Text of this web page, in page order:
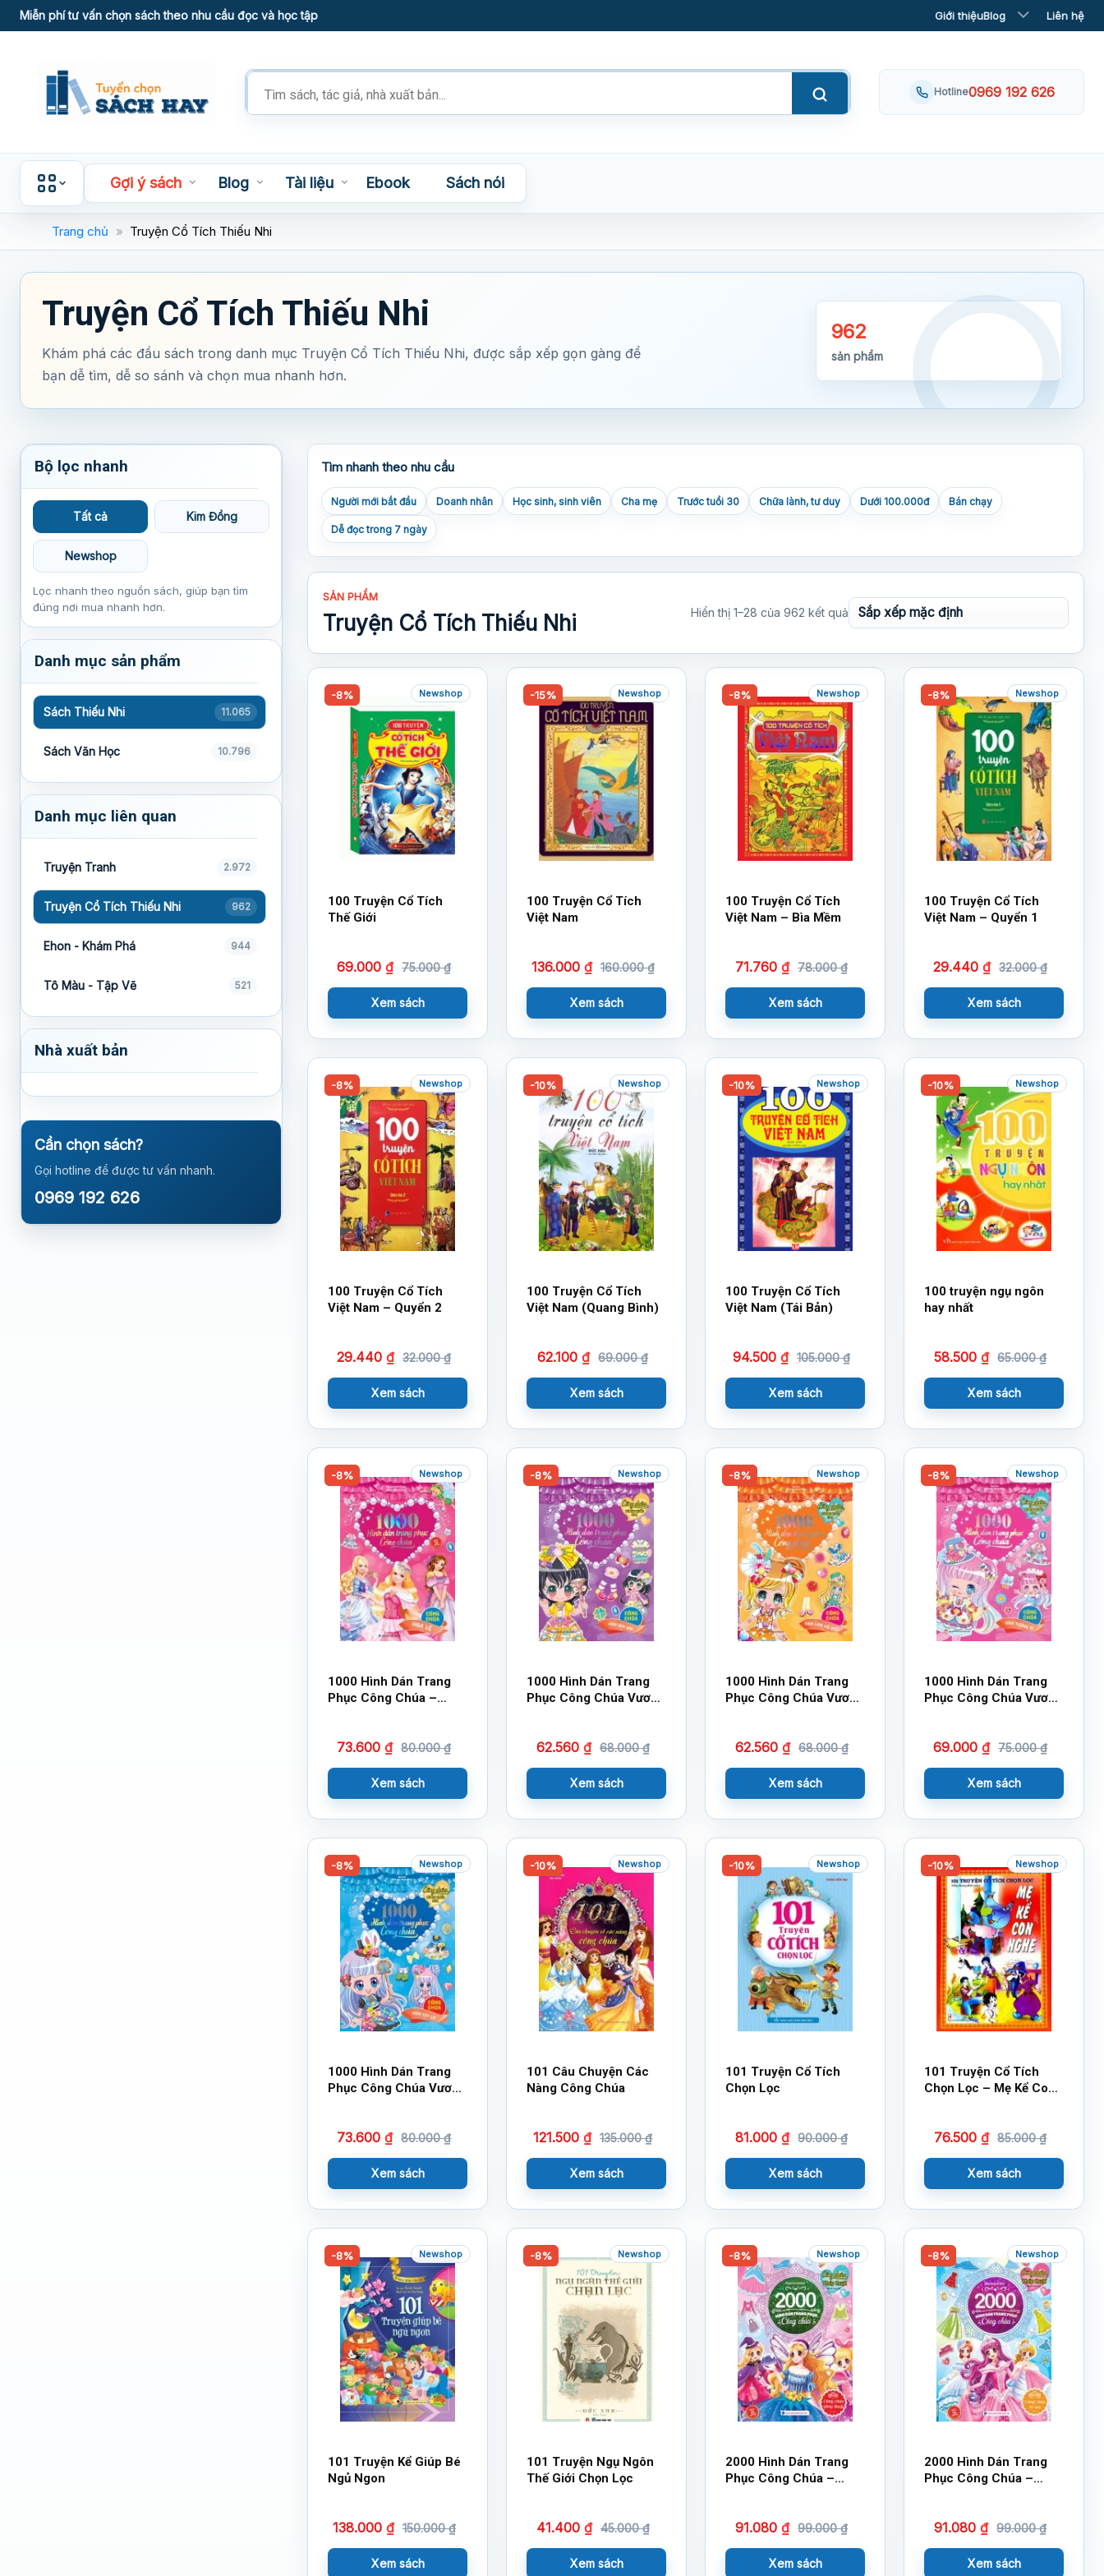
Skip
to
Miễn phí tư vấn chọn sách theo nhu cầu đọc và học tập Giới thiệuBlog Liên hệ
Tìm
kiếm
phẩm
Hotline0969 192 626
Gợi ý sách Blog Tài liệu Ebook Sách nói
Trang chủ » Truyện Cổ Tích Thiếu Nhi
Truyện Cổ Tích Thiếu Nhi
Khám phá các đầu sách trong danh mục Truyện Cổ Tích Thiếu Nhi, được sắp xếp gọn gàng để
bạn dễ tìm, dễ so sánh và chọn mua nhanh hơn.
962
sản phẩm
Bộ lọc nhanh
Tất cả Kim Đồng
Newshop
Lọc nhanh theo nguồn sách, giúp bạn tìm
đúng nơi mua nhanh hơn.
Danh mục sản phẩm
Sách Thiếu Nhi 11.065
Sách Văn Học 10.796
Danh mục liên quan
Truyện Tranh 2.972
Truyện Cổ Tích Thiếu Nhi 962
Ehon - Khám Phá 944
Tô Màu - Tập Vẽ 521
Nhà xuất bản
Cần chọn sách?
Gọi hotline để được tư vấn nhanh.
0969 192 626
Tìm nhanh theo nhu cầu
Người mới bắt đầu Doanh nhân Học sinh, sinh viên Cha mẹ Trước tuổi 30 Chữa lành, tư duy Dưới 100.000đ Bán chạy
Dễ đọc trong 7 ngày
SẢN PHẨM
Truyện Cổ Tích Thiếu Nhi Hiển thị 1–28 của 962 kết quả
-8% Newshop
100 Truyện Cổ Tích
Thế Giới
69.000₫ 75.000₫
Xem sách
-15% Newshop
100 Truyện Cổ Tích
Việt Nam
136.000 ₫ 160.000₫
Xem sách
-8% Newshop
100 Truyện Cổ Tích
Việt Nam – Bìa Mềm
71.760₫ 78.000₫
Xem sách
-8% Newshop
100 Truyện Cổ Tích
Việt Nam – Quyển 1
29.440₫ 32.000₫
Xem sách
-8% Newshop
100 Truyện Cổ Tích
Việt Nam – Quyển 2
29.440₫ 32.000₫
Xem sách
-10% Newshop
100 Truyện Cổ Tích
Việt Nam (Quang Bình)
62.100₫ 69.000₫
Xem sách
-10% Newshop
100 Truyện Cổ Tích
Việt Nam (Tái Bản)
94.500₫ 105.000₫
Xem sách
-10% Newshop
100 truyện ngụ ngôn
hay nhất
58.500₫ 65.000₫
Xem sách
-8% Newshop
1000 Hình Dán Trang
Phục Công Chúa –
73.600₫ 80.000₫
Xem sách
-8% Newshop
1000 Hình Dán Trang
Phục Công Chúa Vương
62.560 ₫ 68.000₫
Xem sách
-8% Newshop
1000 Hình Dán Trang
Phục Công Chúa Vương
62.560 ₫ 68.000₫
Xem sách
-8% Newshop
1000 Hình Dán Trang
Phục Công Chúa Vương
69.000₫ 75.000₫
Xem sách
-8% Newshop
1000 Hình Dán Trang
Phục Công Chúa Vương
73.600₫ 80.000₫
Xem sách
-10% Newshop
101 Câu Chuyện Các
Nàng Công Chúa
121.500₫ 135.000₫
Xem sách
-10% Newshop
101 Truyện Cổ Tích
Chọn Lọc
81.000₫ 90.000₫
Xem sách
-10% Newshop
101 Truyện Cổ Tích
Chọn Lọc – Mẹ Kể Con
76.500₫ 85.000₫
Xem sách
-8% Newshop
101 Truyện Kể Giúp Bé
Ngủ Ngon
138.000 ₫ 150.000₫
Xem sách
-8% Newshop
101 Truyện Ngụ Ngôn
Thế Giới Chọn Lọc
41.400 ₫ 45.000₫
Xem sách
-8% Newshop
2000 Hình Dán Trang
Phục Công Chúa –
91.080₫ 99.000₫
Xem sách
-8% Newshop
2000 Hình Dán Trang
Phục Công Chúa –
91.080₫ 99.000₫
Xem sách